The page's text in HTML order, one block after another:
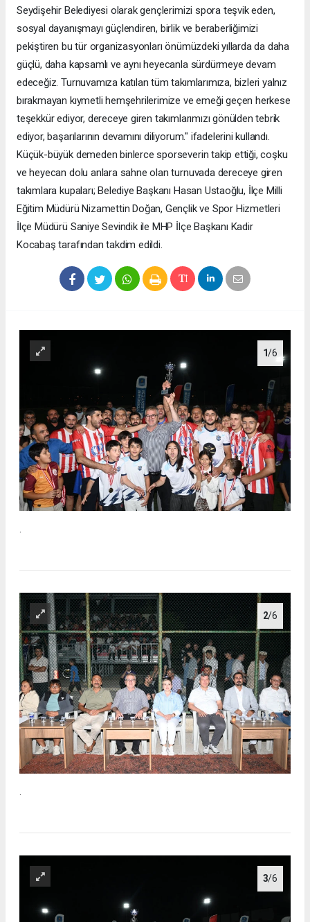
Seydişehir Belediyesi olarak gençlerimizi spora teşvik eden,
sosyal dayanışmayı güçlendiren, birlik ve beraberliğimizi
pekiştiren bu tür organizasyonları önümüzdeki yıllarda da daha
güçlü, daha kapsamlı ve aynı heyecanla sürdürmeye devam
edeceğiz. Turnuvamıza katılan tüm takımlarımıza, bizleri yalnız
bırakmayan kıymetli hemşehrilerimize ve emeği geçen herkese
teşekkür ediyor, dereceye giren takımlarımızı gönülden tebrik
ediyor, başarılarının devamını diliyorum." ifadelerini kullandı.
Küçük-büyük demeden binlerce sporseverin takip ettiği, coşku
ve heyecan dolu anlara sahne olan turnuvada dereceye giren
takımlara kupaları; Belediye Başkanı Hasan Ustaoğlu, İlçe Milli
Eğitim Müdürü Nizamettin Doğan, Gençlik ve Spor Hizmetleri
İlçe Müdürü Saniye Sevindik ile MHP İlçe Başkanı Kadir
Kocabaş tarafından takdim edildi.
1/6
.
2/6
3/6